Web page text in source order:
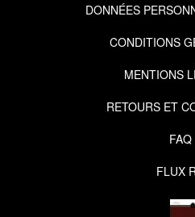
DONNÉES
CONDITIONS
MENTIONS
RETOURS ET
FAQ
FLUX